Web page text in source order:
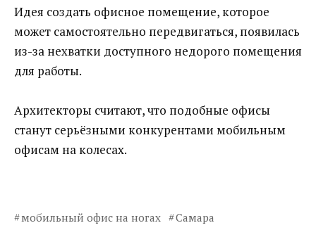
Идея создать офисное помещение, которое
может самостоятельно передвигаться, появилась
из-за нехватки доступного недорого помещения
для работы.
Архитекторы считают, что подобные офисы
станут серьёзными конкурентами мобильным
офисам на колесах.
мобильный офис на ногах Самара